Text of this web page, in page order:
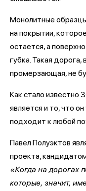
Монолитные
на покрытии,
остается, а
губка. Такая
промерзающая, не
Как стало известно
является и то, что
подходит к любой
Павел Полуэктов
проекта,
«Когда на дорогах
которые, значит,